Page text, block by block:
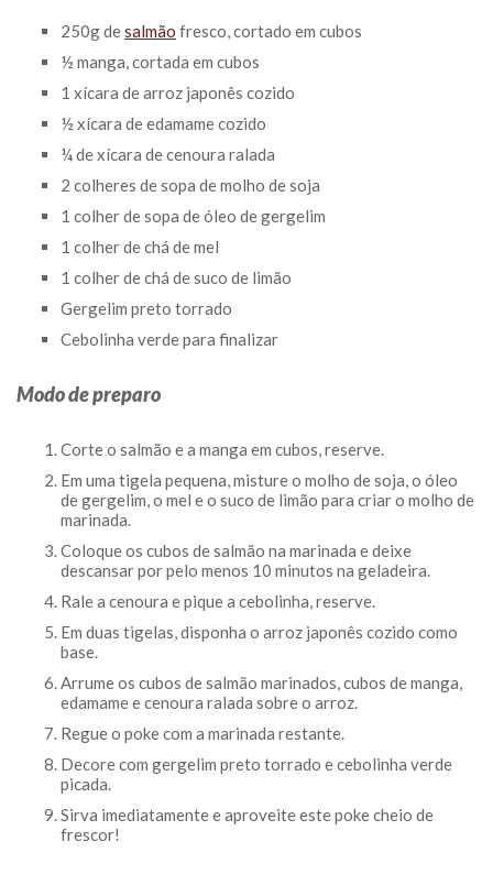
250g desalmão fresco, cortado em cubos
½ manga, cortada em cubos
1 xícara de arroz japonês cozido
½ xícara de edamame cozido
¼ de xícara de cenoura ralada
2 colheres de sopa de molho de soja
1 colher de sopa de óleo de gergelim
1 colher de chá de mel
1 colher de chá de suco de limão
Gergelim preto torrado
Cebolinha verde para finalizar
Modo de preparo
Corte o salmão e a manga em cubos, reserve.
Em uma tigela pequena, misture o molho de soja, o óleo
de gergelim, o mel e o suco de limão para criar o molho de
marinada.
Coloque os cubos de salmão na marinada e deixe
descansar por pelo menos 10 minutos na geladeira.
Rale a cenoura e pique a cebolinha, reserve.
Em duas tigelas, disponha o arroz japonês cozido como
base.
Arrume os cubos de salmão marinados, cubos de manga,
edamame e cenoura ralada sobre o arroz.
Regue o poke com a marinada restante.
Decore com gergelim preto torrado e cebolinha verde
picada.
Sirva imediatamente e aproveite este poke cheio de
frescor!